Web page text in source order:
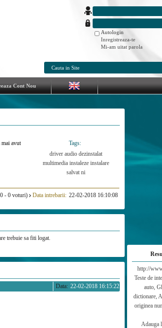
Autologin
Inregistreaza-te
Mi-am uitat parola
Cont Nou
avut
Tags:
driver audio dezinstalat
multimedia instaleze instalare
salvat ni
22-02-2018 16:10:08
Data intrebarii:
- 0 voturi)
trebuie sa fiti logat.
22-02-2018 16:15:22
Data:
http://
Teste de
auto,
dictionare,
originea
Adauga